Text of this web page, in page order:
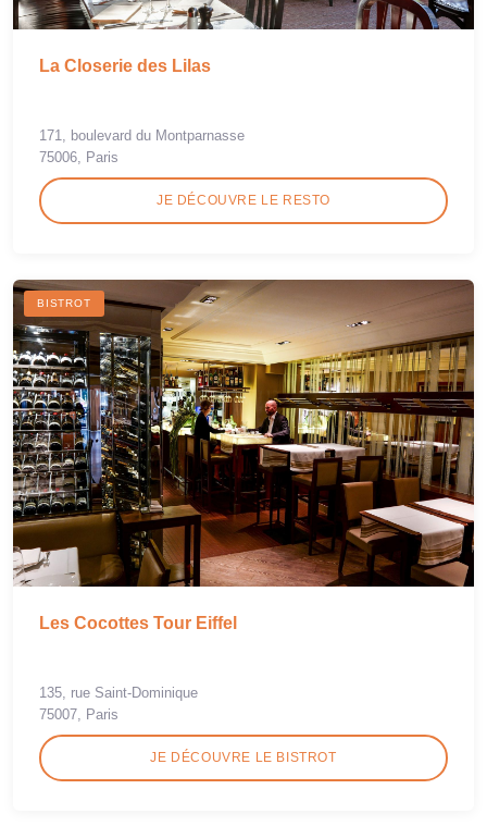
La Closerie des Lilas
171, boulevard du Montparnasse
75006, Paris
JE DÉCOUVRE LE RESTO
BISTROT
Les Cocottes Tour Eiffel
135, rue Saint-Dominique
75007, Paris
JE DÉCOUVRE LE BISTROT